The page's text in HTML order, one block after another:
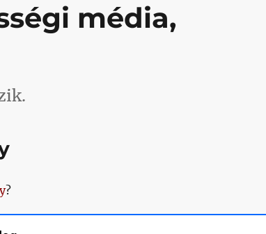
média,
?